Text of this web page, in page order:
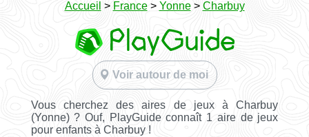
Accueil > France> Yonne> Charbuy
Voir autour de moi
Vous cherchez des aires de jeux à Charbuy
(Yonne) ? Ouf, PlayGuide connaît 1 aire de jeux
pour enfants à Charbuy !